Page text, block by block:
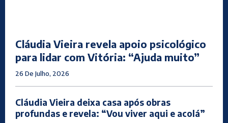
Cláudia Vieira revela apoio psicológico
para lidar com Vitória: “Ajuda muito”
26 De Julho, 2026
Cláudia Vieira deixa casa após obras
profundas e revela: “Vou viver aqui e acolá”